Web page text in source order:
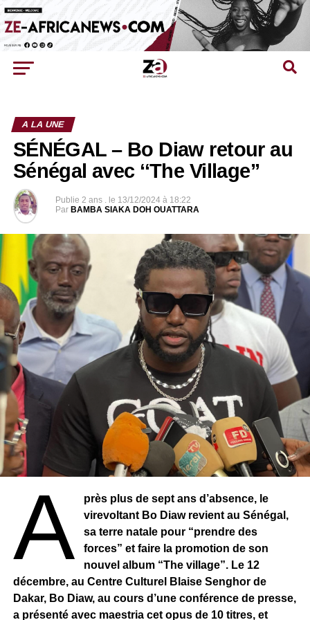
A LA UNE
SÉNÉGAL – Bo Diaw retour au
Sénégal avec ‘‘The Village’’
Publie 2 ans . le 13/12/2024 à 18:22
Par BAMBA SIAKA DOH OUATTARA
A
près plus de sept ans d’absence, le
virevoltant Bo Diaw revient au Sénégal,
sa terre natale pour “prendre des
forces” et faire la promotion de son
nouvel album “The village”. Le 12
décembre, au Centre Culturel Blaise Senghor de
Dakar, Bo Diaw, au cours d’une conférence de presse,
a présenté avec maestria cet opus de 10 titres, et